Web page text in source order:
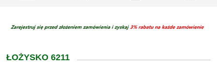
ŁOŻYSKO 6211